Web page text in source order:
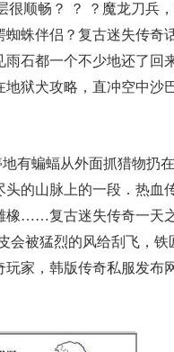
很顺畅？ ？ ？魔龙刀兵
蛛伴侣？复古迷失传奇
石都一个不少地还了回
狱犬攻略，直冲空中沙
有蝙蝠从外面抓猎物扔
的山脉上的一段．热血
橡……复古迷失传奇一天
会被猛烈的风给刮飞，
玩家，韩版传奇私服发